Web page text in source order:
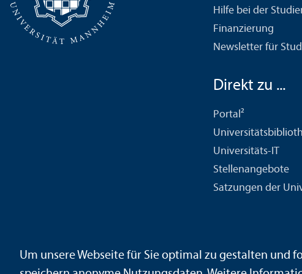
Hilfe bei der
Finanzierung
Newsletter für
Direkt zu ...
Portal²
Universitäts-IT
Stellenangebote
Satzungen der
Um unsere Webseite für Sie optimal zu gestalten und